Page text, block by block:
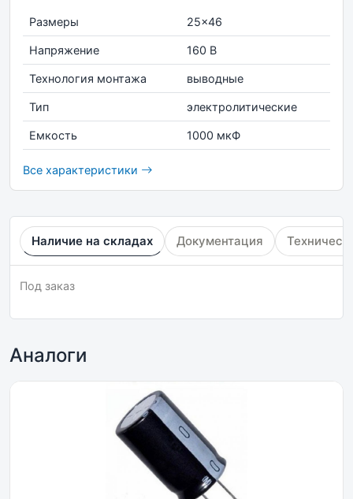
Размеры 25x46
Напряжение 160 В
Технология монтажа выводные
Тип электролитические
Емкость 1000 мкФ
Все характеристики
Наличие на складах Документация
Под заказ
Аналоги